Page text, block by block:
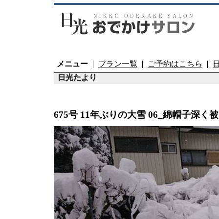
メニュー プラン一覧 ご予約はこちら
日光たより
675号 11年ぶりの大雪 06_綿帽子深く